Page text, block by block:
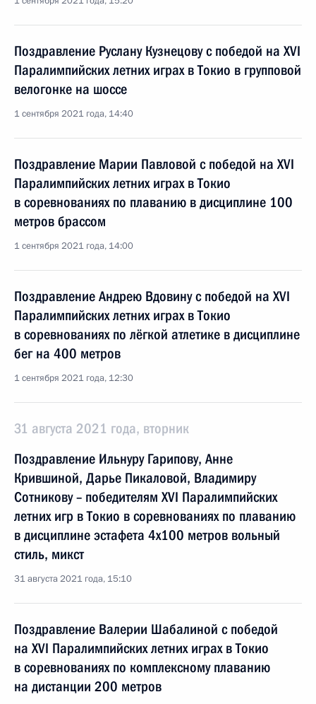
Поздравление Руслану Кузнецову с победой на XVI
Паралимпийских летних играх в Токио в групповой
велогонке на шоссе
1 сентября 2021 года, 14:40
Поздравление Марии Павловой с победой на XVI
Паралимпийских летних играх в Токио
в соревнованиях по плаванию в дисциплине 100
метров брассом
1 сентября 2021 года, 14:00
Поздравление Андрею Вдовину с победой на XVI
Паралимпийских летних играх в Токио
в соревнованиях по лёгкой атлетике в дисциплине
бег на 400 метров
1 сентября 2021 года, 12:30
31 августа 2021 года, вторник
Поздравление Ильнуру Гарипову, Анне
Крившиной, Дарье Пикаловой, Владимиру
Сотникову – победителям XVI Паралимпийских
летних игр в Токио в соревнованиях по плаванию
в дисциплине эстафета 4x100 метров вольный
стиль, микст
31 августа 2021 года, 15:10
Поздравление Валерии Шабалиной с победой
на XVI Паралимпийских летних играх в Токио
в соревнованиях по комплексному плаванию
на дистанции 200 метров